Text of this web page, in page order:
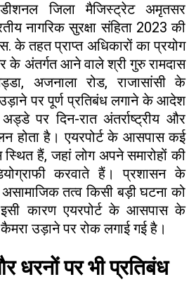
जिला मैजिस्ट्रेट अमृतसर
नागरिक सुरक्षा संहिता 2023 की
के तहत प्राप्त अधिकारों का प्रयोग
के अंतर्गत आने वाले श्री गुरु रामदास
अजनाला रोड, राजासांसी के
उड़ाने पर पूर्ण प्रतिबंध लगाने के आदेश
पर दिन-रात अंतर्राष्ट्रीय और
होता है। एयरपोर्ट के आसपास कई
हैं, जहां लोग अपने समारोहों की
करवाते हैं। प्रशासन के
तत्व किसी बड़ी घटना को
कारण एयरपोर्ट के आसपास के
कैमरा उड़ाने पर रोक लगाई गई है।
धरनों पर भी प्रतिबंध